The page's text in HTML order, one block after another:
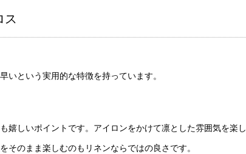
ス
いという実用的な特徴を持っています。
嬉しいポイントです。アイロンをかけて凛とした雰囲気を楽し
そのまま楽しむのもリネンならではの良さです。